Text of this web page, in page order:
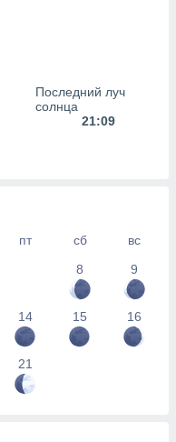
Последний луч
солнца
21:09
пт сб
вс
8
9
14 15 16
21